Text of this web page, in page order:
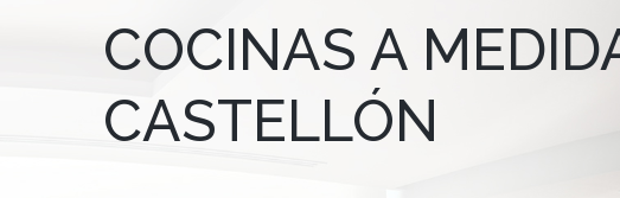
COCINAS A
CASTELLÓN